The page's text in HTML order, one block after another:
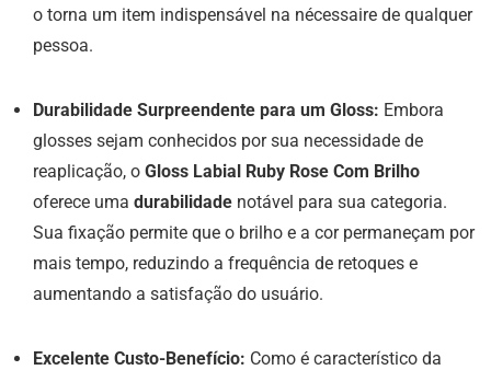
o torna um item indispensável na nécessaire de qualquer
pessoa.
Durabilidade Surpreendente para um Gloss: Embora
glosses sejam conhecidos por sua necessidade de
reaplicação, o Gloss Labial Ruby Rose Com Brilho
oferece uma durabilidade notável para sua categoria.
Sua fixação permite que o brilho e a cor permaneçam por
mais tempo, reduzindo a frequência de retoques e
aumentando a satisfação do usuário.
Excelente Custo-Benefício: Como é característico da